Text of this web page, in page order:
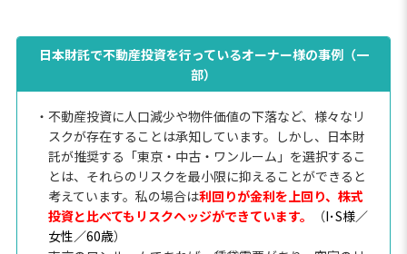
日本財託で不動産投資を行っているオーナー様の事例（一
部）
・不動産投資に人口減少や物件価値の下落など、様々なリ
スクが存在することは承知しています。しかし、日本財
託が推奨する「東京・中古・ワンルーム」を選択するこ
とは、それらのリスクを最小限に抑えることができると
考えています。私の場合は利回りが金利を上回り、株式
投資と比べてもリスクヘッジができています。
（I･S様／
女性／60歳）